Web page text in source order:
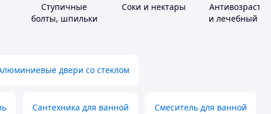
Ступичные
болты, шпильки
Соки и нектары
и лечебный
двери со стеклом
Сантехника для ванной Смеситель для ванной